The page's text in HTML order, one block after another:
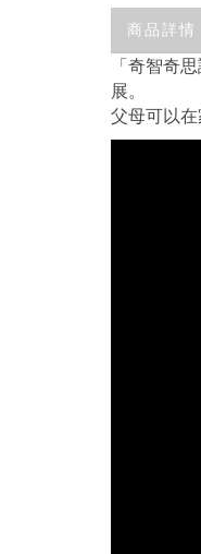
商品詳情
「奇智奇
展。
父母可以